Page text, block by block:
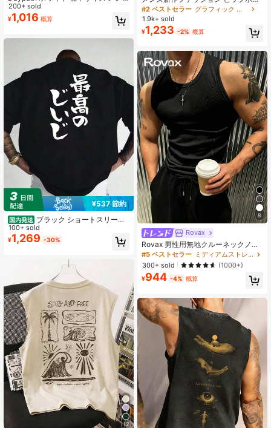
ズ レターグラフィックプリント ジャ
ージ カジュアル ノースリーブ タン
クトップ ホリデー
200+ sold
¥1,016 概算
¥537 節約
国内発送 ブラック ショートスリーブ
Tシャツ 背面に白い日本語「最高の
ヒッピー」がプリントされています
ラウンドネック 半袖 カジュアルティ
ールシーズン快適 ティーンズ＆ヤン
グアダルト向け、キャラクターバッ
クプリント、耐久性のあるレジャー
ウェア
100+ sold
¥1,269 -30%
12
ププリントTシャツ、通気性
#2 ベストセラー
グラフィック メンズTシャツ
1.9k+ sold
¥1,233 -2% 概算
8
Rovax
Rovax 男性用無地クルーネックノー
スリーブカジュアルタンクトップ
#5 ベストセラー
ミディアムストレッチ メンズタンクトップ
300+ sold
(1000+)
¥944 -4% 概算